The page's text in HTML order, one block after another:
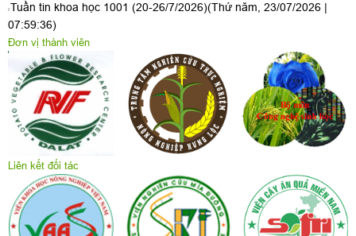
Tuần tin khoa học 1001 (20-26/7/2026)(Thứ năm, 23/07/2026 |
07:59:36)
Đơn vị thành viên
Liên kết đối tác